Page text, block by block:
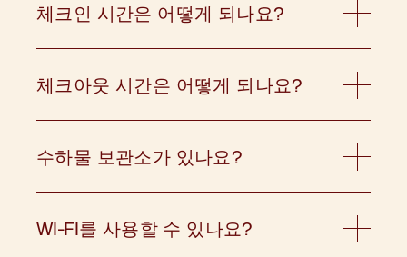
제시하셔야 합니다.
체크인 시간은 어떻게 되나요?
체크인하실 수 있습니다. 일찍 도착했는데 객실이
준비되지 않은 경우, 인근 지역이나 시내를 둘러보
시는 동안 짐을 안전하게 보관해 드립니다. 얼리 체
있습니다. 얼리 체크인 혜택을 구매하려면
HA1G7@accor.com으로 문의하세요.
체크아웃 시간은 어떻게 되나요?
시다면 리셉션 팀에 언제든지 말씀해 주세요. 시간
당 30달러의 레이트 체크아웃이 가능합니다. 오후
3시 이후 체크아웃 시에는 하루 숙박 요금이 부과됩
수하물 보관소가 있나요?
보관해 드립니다. 1층에 있는 모리스 팀에게 도움을
WI-FI를 사용할 수 있나요?